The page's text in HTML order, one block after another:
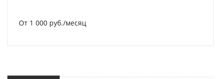
От 1 000 руб./месяц